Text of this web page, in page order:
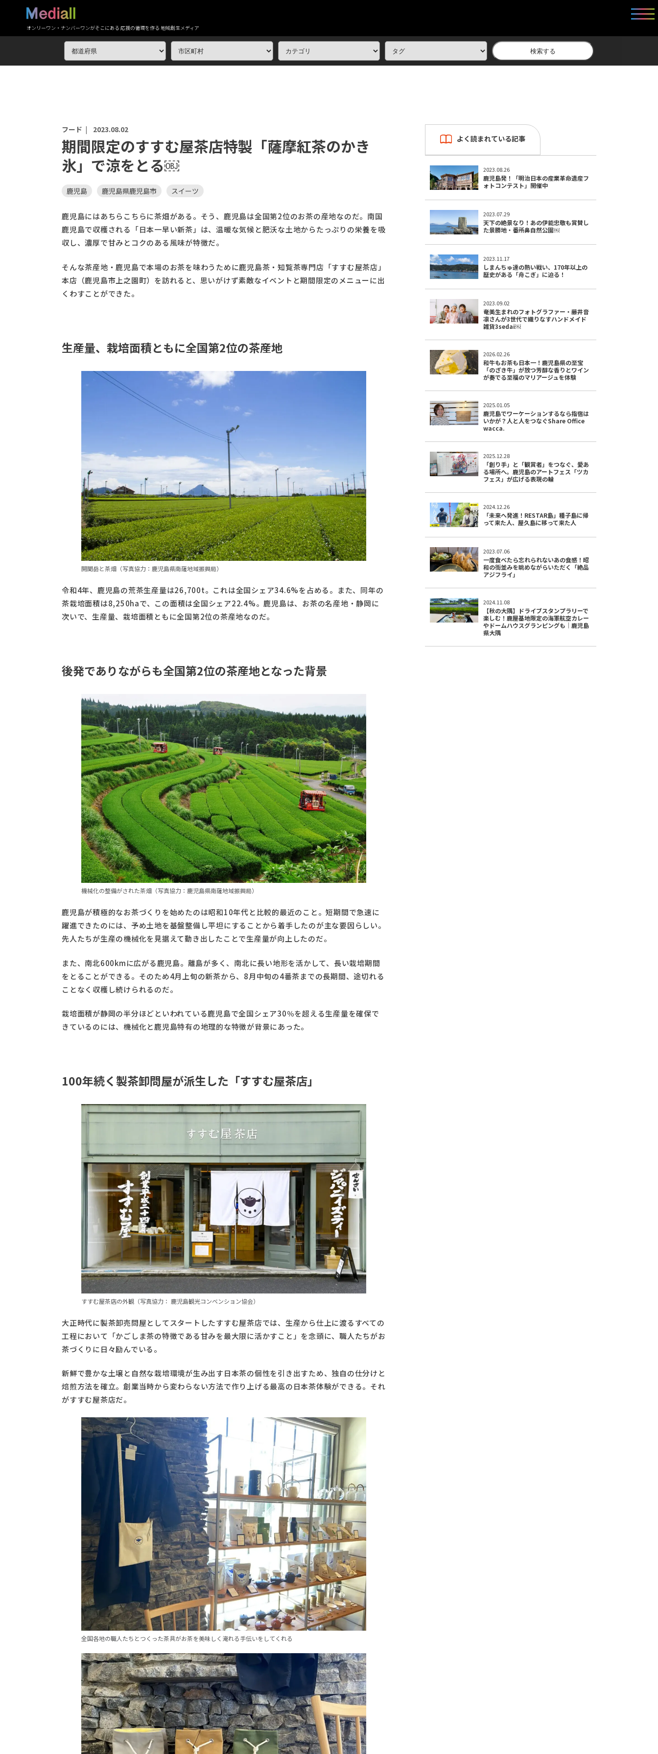
オンリーワン・ナンバーワンがそこにある 応援の循環を作る 地域創生メディア
検索する
フード | 2023.08.02
期間限定のすすむ屋茶店特製「薩摩紅茶のかき
氷」で涼をとる￼
鹿児島 鹿児島県鹿児島市 スイーツ
鹿児島にはあちらこちらに茶畑がある。そう、鹿児島は全国第2位のお茶の産地なのだ。南国
鹿児島で収穫される「日本一早い新茶」は、温暖な気候と肥沃な土地からたっぷりの栄養を吸
収し、濃厚で甘みとコクのある風味が特徴だ。
そんな茶産地・鹿児島で本場のお茶を味わうために鹿児島茶・知覧茶専門店「すすむ屋茶店」
本店（鹿児島市上之園町）を訪れると、思いがけず素敵なイベントと期間限定のメニューに出
くわすことができた。
生産量、栽培面積ともに全国第2位の茶産地
開聞岳と茶畑（写真協力：鹿児島県南薩地域振興局）
令和4年、鹿児島の荒茶生産量は26,700t。これは全国シェア34.6%を占める。また、同年の
茶栽培面積は8,250haで、この面積は全国シェア22.4%。鹿児島は、お茶の名産地・静岡に
次いで、生産量、栽培面積ともに全国第2位の茶産地なのだ。
後発でありながらも全国第2位の茶産地となった背景
機械化の整備がされた茶畑（写真協力：鹿児島県南薩地域振興局）
鹿児島が積極的なお茶づくりを始めたのは昭和10年代と比較的最近のこと。短期間で急速に
躍進できたのには、予め土地を基盤整備し平坦にすることから着手したのが主な要因らしい。
先人たちが生産の機械化を見据えて動き出したことで生産量が向上したのだ。
また、南北600kmに広がる鹿児島。離島が多く、南北に長い地形を活かして、長い栽培期間
をとることができる。そのため4月上旬の新茶から、8月中旬の4番茶までの長期間、途切れる
ことなく収穫し続けられるのだ。
栽培面積が静岡の半分ほどといわれている鹿児島で全国シェア30％を超える生産量を確保で
きているのには、機械化と鹿児島特有の地理的な特徴が背景にあった。
100年続く製茶卸問屋が派生した「すすむ屋茶店」
すすむ屋茶店の外観（写真協力： 鹿児島観光コンベンション協会）
大正時代に製茶卸売問屋としてスタートしたすすむ屋茶店では、生産から仕上に渡るすべての
工程において「かごしま茶の特徴である甘みを最大限に活かすこと」を念頭に、職人たちがお
茶づくりに日々励んでいる。
新鮮で豊かな土壌と自然な栽培環境が生み出す日本茶の個性を引き出すため、独自の仕分けと
焙煎方法を確立。創業当時から変わらない方法で作り上げる最高の日本茶体験ができる。それ
がすすむ屋茶店だ。
全国各地の職人たちとつくった茶具がお茶を美味しく淹れる手伝いをしてくれる
よく読まれている記事
2023.08.26
鹿児島発！「明治日本の産業革命遺産フ
ォトコンテスト」開催中
2023.07.29
天下の絶景なり！あの伊能忠敬も賞賛し
た景勝地・番所鼻自然公園￼
2023.11.17
しまんちゅ達の熱い戦い、170年以上の
歴史がある「舟こぎ」に迫る！
2023.09.02
奄美生まれのフォトグラファー・藤井音
凛さんが3世代で織りなすハンドメイド
雑貨3sedai￼
2026.02.26
和牛もお茶も日本一！鹿児島県の至宝
「のざき牛」が放つ芳醇な香りとワイン
が奏でる至福のマリアージュを体験
2025.01.05
鹿児島でワーケーションするなら指宿は
いかが？人と人をつなぐShare Office
wacca.
2025.12.28
「創り手」と「観賞者」をつなぐ、愛あ
る場所へ。鹿児島のアートフェス「ツカ
フェス」が広げる表現の輪
2024.12.26
「未来へ発進！RESTAR島」種子島に帰
って来た人、屋久島に移って来た人
2023.07.06
一度食べたら忘れられないあの食感！昭
和の街並みを眺めながらいただく「絶品
アジフライ」
2024.11.08
【秋の大隅】ドライブスタンプラリーで
楽しむ！鹿屋基地限定の海軍航空カレー
やドームハウスグランピングも｜鹿児島
県大隅